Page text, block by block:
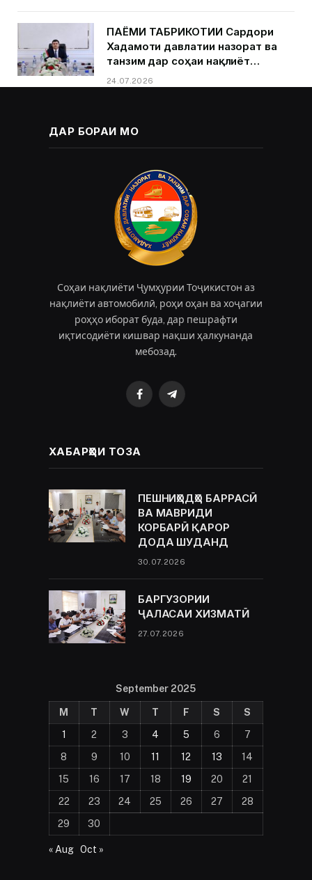
ПАЁМИ ТАБРИКОТИИ Сардори
Хадамоти давлатии назорат ва
танзим дар соҳаи нақлиёт
Қурбонзода Д.Қ.ба муносибати
Рӯзи кормандони соҳаи нақлиёт
24.07.2026
ДАР БОРАИ МО
Соҳаи нақлиёти Ҷумҳурии Тоҷикистон аз
нақлиёти автомобилӣ, роҳи оҳан ва хоҷагии
роҳҳо иборат буда, дар пешрафти
иқтисодиёти кишвар нақши ҳалкунанда
мебозад.
FacebookTelegram
ХАБАРҲОИ ТОЗА
ПЕШНИҲОДҲО БАРРАСӢ
ВА МАВРИДИ
КОРБАРӢ ҚАРОР
ДОДА ШУДАНД
30.07.2026
БАРГУЗОРИИ
ҶАЛАСАИ ХИЗМАТӢ
27.07.2026
September 2025
M T W T F S
S
1
2 3 4 5 6
7
8
9 10 11 12 13
14
15
16 17 18 19 20
21
22
23 24 25 26 27
28
29
30
« Aug Oct »